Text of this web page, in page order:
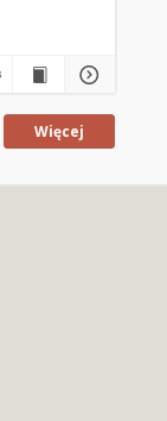
Więcej